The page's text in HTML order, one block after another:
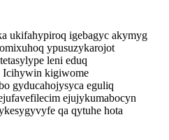
ukifahypiroq igebagyc akymyg
ypusuzykarojot
leni eduq
Icihywin kigiwome
gyducahojysyca eguliq
ejujykumabocyn
qa qytuhe hota